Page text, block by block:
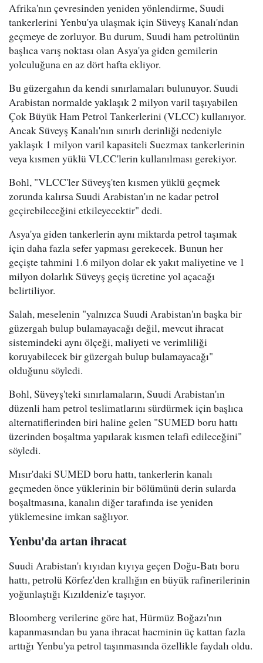
Afrika'nın çevresinden yeniden yönlendirme, Suudi
tankerlerini Yenbu'ya ulaşmak için Süveyş Kanalı'ndan
geçmeye de zorluyor. Bu durum, Suudi ham petrolünün
başlıca varış noktası olan Asya'ya giden gemilerin
yolculuğuna en az dört hafta ekliyor.
Bu güzergahın da kendi sınırlamaları bulunuyor. Suudi
Arabistan normalde yaklaşık 2 milyon varil taşıyabilen
Çok Büyük Ham Petrol Tankerlerini (VLCC) kullanıyor.
Ancak Süveyş Kanalı'nın sınırlı derinliği nedeniyle
yaklaşık 1 milyon varil kapasiteli Suezmax tankerlerinin
veya kısmen yüklü VLCC'lerin kullanılması gerekiyor.
Bohl, "VLCC'ler Süveyş'ten kısmen yüklü geçmek
zorunda kalırsa Suudi Arabistan'ın ne kadar petrol
geçirebileceğini etkileyecektir" dedi.
Asya'ya giden tankerlerin aynı miktarda petrol taşımak
için daha fazla sefer yapması gerekecek. Bunun her
geçişte tahmini 1.6 milyon dolar ek yakıt maliyetine ve 1
milyon dolarlık Süveyş geçiş ücretine yol açacağı
belirtiliyor.
Salah, meselenin "yalnızca Suudi Arabistan'ın başka bir
güzergah bulup bulamayacağı değil, mevcut ihracat
sistemindeki aynı ölçeği, maliyeti ve verimliliği
koruyabilecek bir güzergah bulup bulamayacağı"
olduğunu söyledi.
Bohl, Süveyş'teki sınırlamaların, Suudi Arabistan'ın
düzenli ham petrol teslimatlarını sürdürmek için başlıca
alternatiflerinden biri haline gelen "SUMED boru hattı
üzerinden boşaltma yapılarak kısmen telafi edileceğini"
söyledi.
Mısır'daki SUMED boru hattı, tankerlerin kanalı
geçmeden önce yüklerinin bir bölümünü derin sularda
boşaltmasına, kanalın diğer tarafında ise yeniden
yüklemesine imkan sağlıyor.
Yenbu'da artan ihracat
Suudi Arabistan'ı kıyıdan kıyıya geçen Doğu-Batı boru
hattı, petrolü Körfez'den krallığın en büyük rafinerilerinin
yoğunlaştığı Kızıldeniz'e taşıyor.
Bloomberg verilerine göre hat, Hürmüz Boğazı'nın
kapanmasından bu yana ihracat hacminin üç kattan fazla
arttığı Yenbu'ya petrol taşınmasında özellikle faydalı oldu.